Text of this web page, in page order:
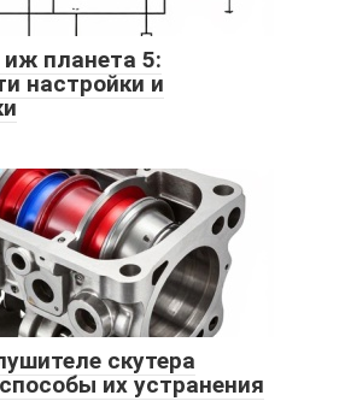
планета 5:
настройки и
скутера
их устранения